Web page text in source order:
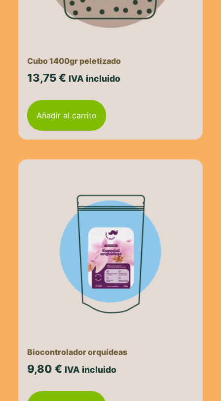
Cubo 1400gr peletizado
13,75€ IVA incluido
Añadir al carrito
Biocontrolador orquídeas
9,80 € IVA incluido